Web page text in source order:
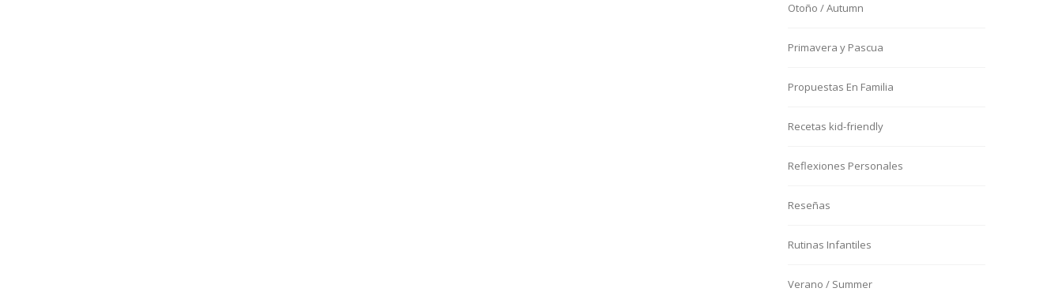
Otoño / Autumn
Primavera y Pascua
Propuestas En Familia
Recetas kid-friendly
Reflexiones Personales
Reseñas
Rutinas Infantiles
Verano / Summer